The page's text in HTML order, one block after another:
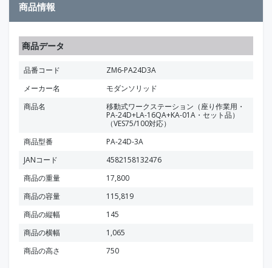
商品情報
商品データ
品番コード
ZM6-PA24D3A
メーカー名
モダンソリッド
商品名
移動式ワークステーション（座り作業用・
PA-24D+LA-16QA+KA-01A・セット品）
（VES75/100対応）
商品型番
PA-24D-3A
JANコード
4582158132476
商品の重量
17,800
商品の容量
115,819
商品の縦幅
145
商品の横幅
1,065
商品の高さ
750